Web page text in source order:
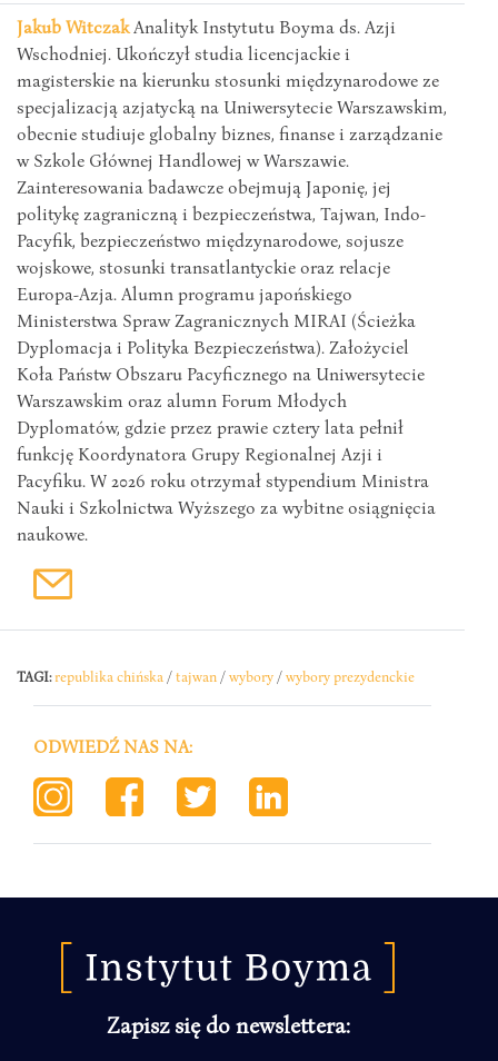
Jakub Witczak Analityk Instytutu Boyma ds. Azji
Wschodniej. Ukończył studia licencjackie i
magisterskie na kierunku stosunki międzynarodowe ze
specjalizacją azjatycką na Uniwersytecie Warszawskim,
obecnie studiuje globalny biznes, finanse i zarządzanie
w Szkole Głównej Handlowej w Warszawie.
Zainteresowania badawcze obejmują Japonię, jej
politykę zagraniczną i bezpieczeństwa, Tajwan, Indo-
Pacyfik, bezpieczeństwo międzynarodowe, sojusze
wojskowe, stosunki transatlantyckie oraz relacje
Europa-Azja. Alumn programu japońskiego
Ministerstwa Spraw Zagranicznych MIRAI (Ścieżka
Dyplomacja i Polityka Bezpieczeństwa). Założyciel
Koła Państw Obszaru Pacyficznego na Uniwersytecie
Warszawskim oraz alumn Forum Młodych
Dyplomatów, gdzie przez prawie cztery lata pełnił
funkcję Koordynatora Grupy Regionalnej Azji i
Pacyfiku. W 2026 roku otrzymał stypendium Ministra
Nauki i Szkolnictwa Wyższego za wybitne osiągnięcia
naukowe.
TAGI:republika chińska /tajwan /wybory /wybory prezydenckie
ODWIEDŹ NAS NA:
Zapisz się do newslettera: